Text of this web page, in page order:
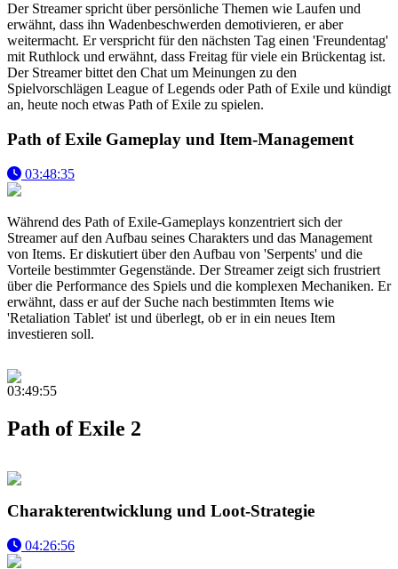
Der Streamer spricht über persönliche Themen wie Laufen und
erwähnt, dass ihn Wadenbeschwerden demotivieren, er aber
weitermacht. Er verspricht für den nächsten Tag einen 'Freundentag'
mit Ruthlock und erwähnt, dass Freitag für viele ein Brückentag ist.
Der Streamer bittet den Chat um Meinungen zu den
Spielvorschlägen League of Legends oder Path of Exile und kündigt
an, heute noch etwas Path of Exile zu spielen.
Path of Exile Gameplay und Item-Management
03:48:35
Während des Path of Exile-Gameplays konzentriert sich der
Streamer auf den Aufbau seines Charakters und das Management
von Items. Er diskutiert über den Aufbau von 'Serpents' und die
Vorteile bestimmter Gegenstände. Der Streamer zeigt sich frustriert
über die Performance des Spiels und die komplexen Mechaniken. Er
erwähnt, dass er auf der Suche nach bestimmten Items wie
'Retaliation Tablet' ist und überlegt, ob er in ein neues Item
investieren soll.
03:49:55
Path of Exile 2
Charakterentwicklung und Loot-Strategie
04:26:56